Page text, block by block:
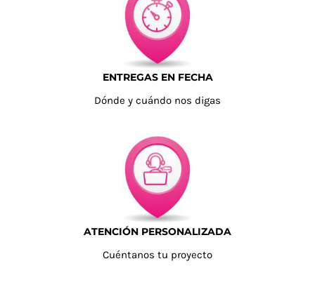
ENTREGAS EN FECHA
Dónde y cuándo nos digas
ATENCIÓN PERSONALIZADA
Cuéntanos tu proyecto